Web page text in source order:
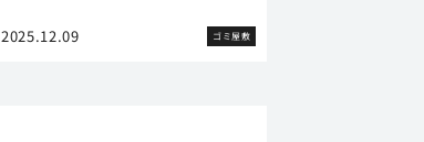
2025.12.09 ゴミ屋敷